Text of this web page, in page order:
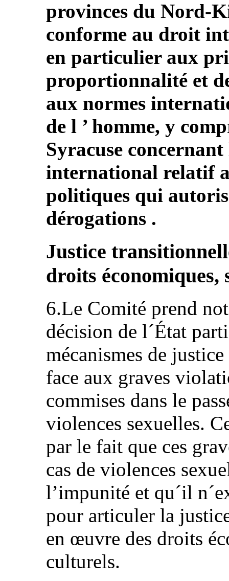
provinces du Nord-
conforme au droit
en particulier aux
proportionnalité et
aux normes
de l ’ homme, y
Syracuse
international relatif
politiques qui
dérogations .
Justice
droits économiques,
6.Le Comité prend
décision de l´État
mécanismes de
face aux graves
commises dans le
violences sexuelles.
par le fait que ces
cas de violences
l’impunité et qu´il
pour articuler la
en œuvre des droits
culturels.